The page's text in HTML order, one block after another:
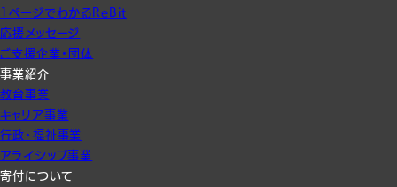
1ページでわかるReBit
応援メッセージ
ご支援企業・団体
事業紹介
教育事業
キャリア事業
行政・福祉事業
アライシップ事業
寄付について